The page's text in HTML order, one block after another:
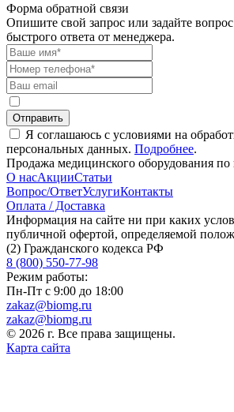
Форма обратной связи
Опишите свой запрос или задайте
быстрого ответа от менеджера.
Отправить
Я соглашаюсь с условиями на
персональных данных. Подробнее.
Продажа медицинского оборудования по
О насАкцииСтатьи
Вопрос/ОтветУслугиКонтакты
Оплата / Доставка
Информация на сайте ни при каких
публичной офертой, определяемой
(2) Гражданского кодекса РФ
8 (800) 550-77-98
Режим работы:
Пн-Пт с 9:00 до 18:00
zakaz@biomg.ru
zakaz@biomg.ru
© 2026 г. Все права защищены.
Карта сайта